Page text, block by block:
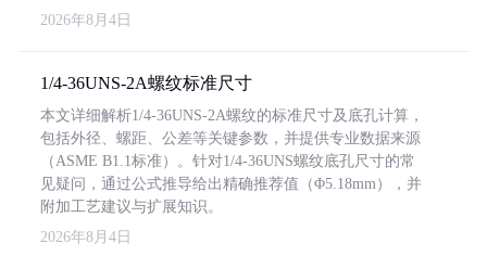
2026年8月4日
1/4-36UNS-2A螺纹标准尺寸
本文详细解析1/4-36UNS-2A螺纹的标准尺寸及底孔计算，
包括外径、螺距、公差等关键参数，并提供专业数据来源
（ASME B1.1标准）。针对1/4-36UNS螺纹底孔尺寸的常
见疑问，通过公式推导给出精确推荐值（Φ5.18mm），并
附加工艺建议与扩展知识。
2026年8月4日